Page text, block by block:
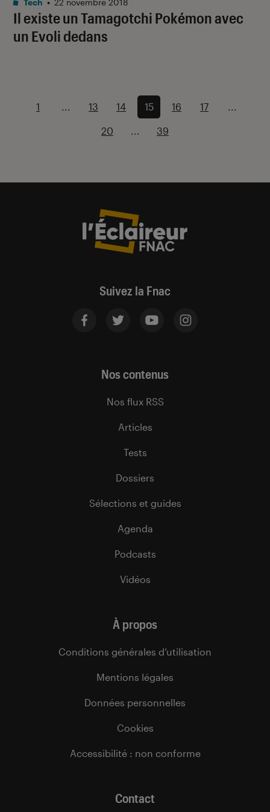
Il existe un Tamagotchi Pokémon avec
un Evoli dedans
Tech • 22 novembre 2018
1 ... 13 14 15 16 17 ...
20 ... 39
Suivez la Fnac
Nos contenus
Nos flux RSS
Articles
Tests
Dossiers
Sélections et guides
Agenda
Podcasts
Vidéos
À propos
Conditions générales d’utilisation
Mentions légales
Données personnelles
Cookies
Accessibilité : non conforme
Contact